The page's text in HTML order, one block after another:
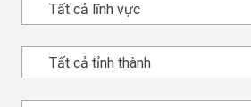
Tất cả lĩnh vực
Tất cả tỉnh thành